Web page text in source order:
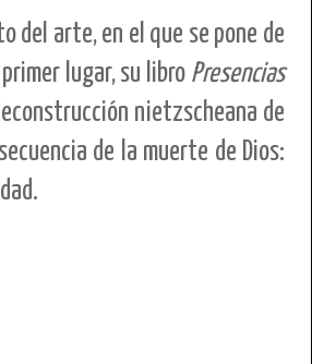
del arte, en el que se pone de
lugar, su libro Presencias
nietzscheana de
de la muerte de Dios: